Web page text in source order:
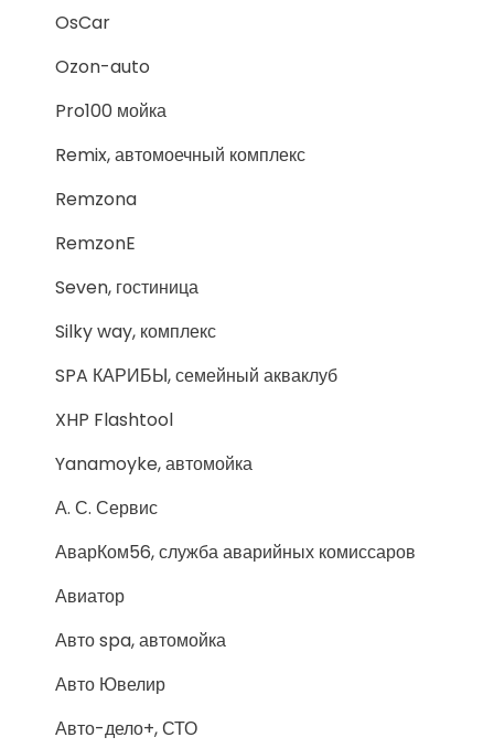
OsCar
Ozon-auto
Pro100 мойка
Remix, автомоечный комплекс
Remzona
RemzonE
Seven, гостиница
Silky way, комплекс
SPA КАРИБЫ, семейный акваклуб
XHP Flashtool
Yanamoyke, автомойка
А. С. Сервис
АварКом56, служба аварийных комиссаров
Авиатор
Авто spa, автомойка
Авто Ювелир
Авто-дело+, СТО